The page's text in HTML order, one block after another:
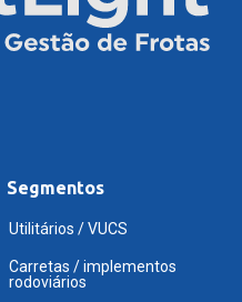
Segmentos
Utilitários / VUCS
Carretas / implementos
rodoviários